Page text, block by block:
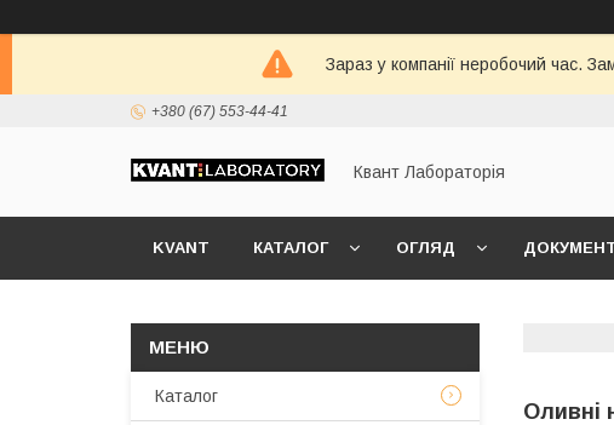
Зараз у компанії неробочий час.
+380 (67) 553-44-41
Квант Лабораторія
KVANT КАТАЛОГ ОГЛЯД
Оливні
Каталог